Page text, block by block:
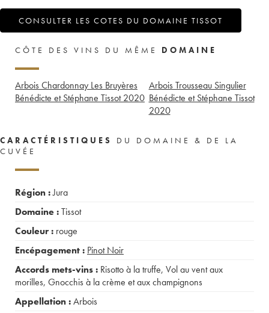
CONSULTER LES COTES DU DOMAINE TISSOT
CÔTE DES VINS DU MÊME DOMAINE
Arbois Chardonnay Les Bruyères
Bénédicte et Stéphane Tissot 2020
Arbois Trousseau Singulier
Bénédicte et Stéphane Tissot
2020
CARACTÉRISTIQUES
DU DOMAINE & DE LA
CUVÉE
Région :Jura
Domaine :Tissot
Couleur : rouge
Encépagement : Pinot Noir
Accords mets-vins : Risotto à la truffe, Vol au vent aux
morilles, Gnocchis à la crème et aux champignons
Appellation :Arbois